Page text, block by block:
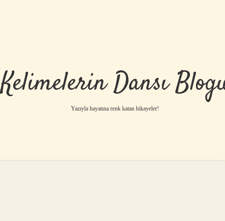
Kelimelerin Dansı
Yazıyla hayatına renk katan hikayeler!